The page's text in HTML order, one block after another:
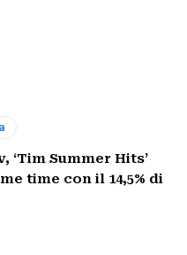
‘Tim Summer Hits’
time con il 14,5% di